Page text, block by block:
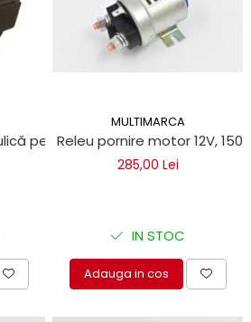
pentru obloane hidraulice
MULTIMARCA
Releu pornire motor 12V, 150A
285,00 Lei
IN STOC
Adauga in cos